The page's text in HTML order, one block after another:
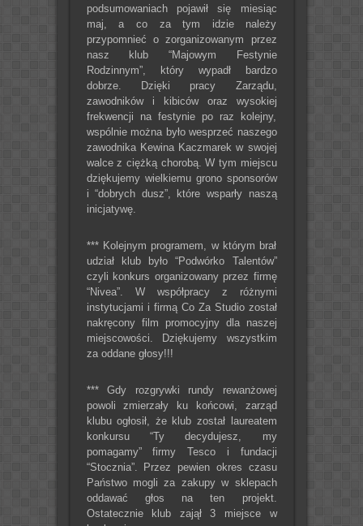
podsumowaniach pojawił się miesiąc
maj, a co za tym idzie należy
przypomnieć o zorganizowanym przez
nasz klub “Majowym Festynie
Rodzinnym”, który wypadł bardzo
dobrze. Dzięki pracy Zarządu,
zawodników i kibiców oraz wysokiej
frekwencji na festynie po raz kolejny,
wspólnie można było wesprzeć naszego
zawodnika Kewina Kaczmarek w swojej
walce z ciężką chorobą. W tym miejscu
dziękujemy wielkiemu grono sponsorów
i “dobrych dusz”, które wsparły naszą
inicjatywę.
*** Kolejnym programem, w którym brał
udział klub było “Podwórko Talentów”
czyli konkurs organizowany przez firmę
“Nivea”. W współpracy z różnymi
instytucjami i firmą Co Za Studio został
nakręcony film promocyjny dla naszej
miejscowości. Dziękujemy wszystkim
za oddane głosy!!!
*** Gdy rozgrywki rundy rewanżowej
powoli zmierzały ku końcowi, zarząd
klubu ogłosił, że klub został laureatem
konkursu “Ty decydujesz, my
pomagamy” firmy Tesco i fundacji
“Stocznia”. Przez pewien okres czasu
Państwo mogli za zakupy w sklepach
oddawać głos na ten projekt.
Ostatecznie klub zajął 3 miejsce w